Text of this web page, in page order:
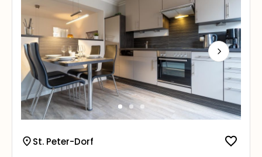
Next
St. Peter-Dorf